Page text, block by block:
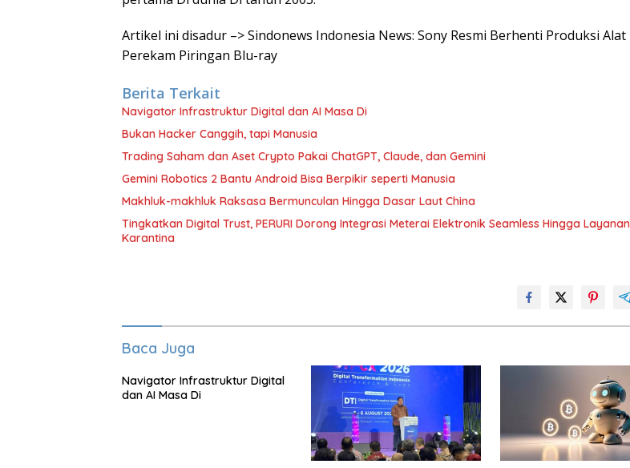
Artikel ini disadur –> Sindonews Indonesia News: Sony Resmi Berhenti Produksi Alat
Perekam Piringan Blu-ray
Berita Terkait
Navigator Infrastruktur Digital dan AI Masa Di
Bukan Hacker Canggih, tapi Manusia
Trading Saham dan Aset Crypto Pakai ChatGPT, Claude, dan Gemini
Gemini Robotics 2 Bantu Android Bisa Berpikir seperti Manusia
Makhluk-makhluk Raksasa Bermunculan Hingga Dasar Laut China
Tingkatkan Digital Trust, PERURI Dorong Integrasi Meterai Elektronik Seamless Hingga Layanan
Karantina
Baca Juga
Navigator Infrastruktur Digital
dan AI Masa Di